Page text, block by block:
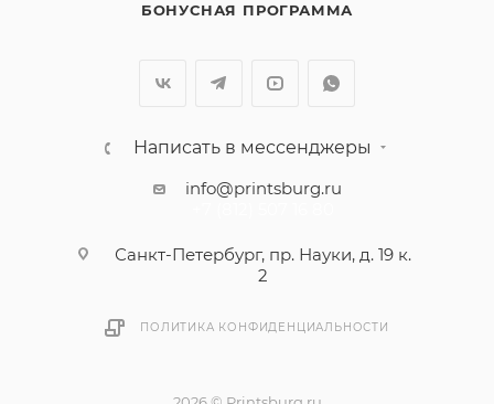
БОНУСНАЯ ПРОГРАММА
Написать в мессенджеры
info@printsburg.ru
Санкт-Петербург, пр. Науки, д. 19 к.
2
ПОЛИТИКА КОНФИДЕНЦИАЛЬНОСТИ